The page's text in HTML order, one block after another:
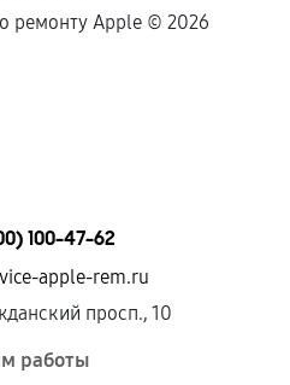
ремонту Apple © 2026
100-47-62
apple-rem.ru
просп., 10
работы